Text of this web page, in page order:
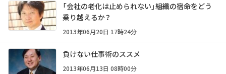
「会社の老化は止められない」――組織の宿命をどう
乗り越えるか？
2013年06月20日 17時24分
負けない仕事術のススメ
2013年06月13日 08時00分